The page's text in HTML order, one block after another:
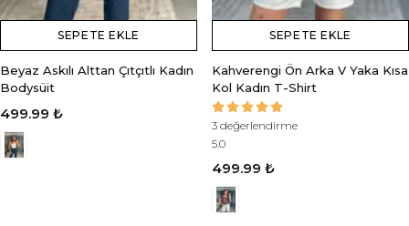
SEPETE EKLE
Beyaz Askılı Alttan Çıtçıtlı Kadın
Bodysüit
499.99 ₺
SEPETE EKLE
Kahverengi Ön Arka V Yaka Kısa
Kol Kadın T-Shirt
3 değerlendirme
5.0
499.99 ₺